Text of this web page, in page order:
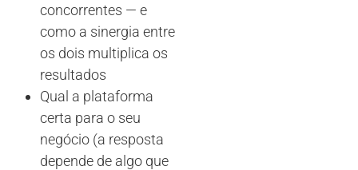
concorrentes — e
como a sinergia entre
os dois multiplica os
resultados
Qual a plataforma
certa para o seu
negócio (a resposta
depende de algo que